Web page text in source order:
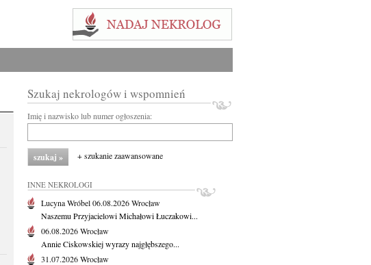
Szukaj nekrologów i wspomnień
Imię i nazwisko lub numer ogłoszenia:
+ szukanie zaawansowane
INNE NEKROLOGI
Lucyna Wróbel06.08.2026Wrocław
Naszemu Przyjacielowi Michałowi Łuczakowi...
06.08.2026Wrocław
Annie Ciskowskiej wyrazy najgłębszego...
31.07.2026Wrocław